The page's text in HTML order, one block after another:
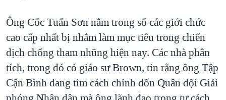
Ông Cốc Tuấn Sơn nằm trong số các giới chức
cao cấp nhất bị nhắm làm mục tiêu trong chiến
dịch chống tham nhũng hiện nay. Các nhà phân
tích, trong đó có giáo sư Brown, tin rằng ông Tập
Cận Bình đang tìm cách chỉnh đốn Quân đội Giải